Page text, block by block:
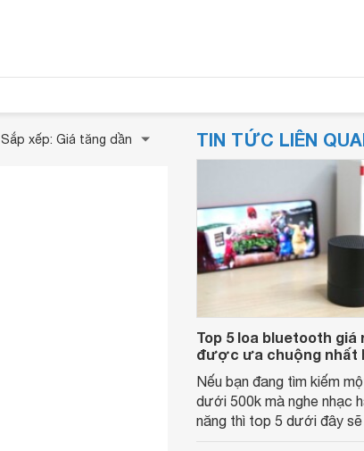
Sắp xếp: Giá tăng dần TIN TỨC LIÊN
Top 5 loa bluetooth giá
được ưa chuộng nhất
Nếu bạn đang tìm kiếm
dưới 500k mà nghe nhạc
năng thì top 5 dưới đây